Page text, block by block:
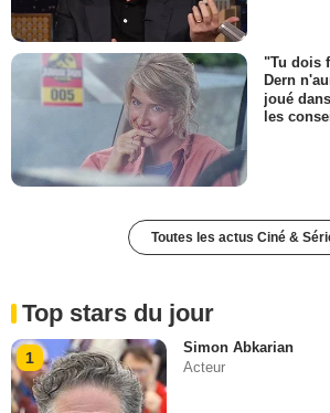
"Tu dois
Dern
joué
les
Toutes les actus Ciné &
Top stars du jour
1
Simon Abkarian
Acteur